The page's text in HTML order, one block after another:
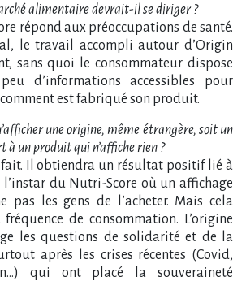
alimentaire devrait-il se diriger ?
répond aux préoccupations de santé.
le travail accompli autour d’Origin
sans quoi le consommateur dispose
d’informations accessibles pour
est fabriqué son produit.
une origine, même étrangère, soit un
un produit qui n’affiche rien ?
Il obtiendra un résultat positif lié à
l’instar du Nutri-Score où un affichage
pas les gens de l’acheter. Mais cela
de consommation. L’origine
les questions de solidarité et de la
après les crises récentes (Covid,
qui ont placé la souveraineté